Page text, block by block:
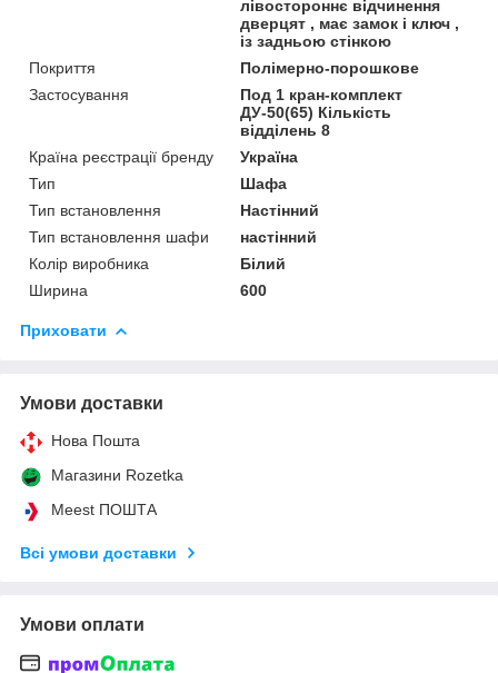
лівостороннє відчинення
дверцят , має замок і ключ ,
із задньою стінкою
Покриття
Полімерно-порошкове
Застосування
Под 1 кран-комплект
ДУ-50(65) Кількість
відділень 8
Країна реєстрації бренду
Україна
Тип
Шафа
Тип встановлення
Настінний
Тип встановлення шафи
настінний
Колір виробника
Білий
Ширина
600
Приховати
Умови доставки
Нова Пошта
Магазини Rozetka
Meest ПОШТА
Всі умови доставки
Умови оплати